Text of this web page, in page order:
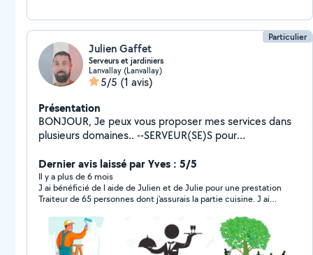
Particulier
Julien Gaffet
Serveurs et jardiniers
Lanvallay (Lanvallay)
5/5 (1 avis)
Présentation
BONJOUR, Je peux vous proposer mes services dans
plusieurs domaines.. --SERVEUR(SE)S pour
privée.. Expériences: 1an en tant que serveur en
restauration , 13 mariages , 2 soirées privées On se
déplace a 100kms autour de Lanvallay 22100. --
JARDINIER J'ai le sens de la minutie et du travail bien
fait! J'ai tondeuse, coupe bordure, taille haie,
débroussailleur, tronçonneuse. Je me déplace a 40kms
autour de Lanvallay N'hésitez pas à me contacter..
Dernier avis laissé par Yves : 5/5
Il y a plus de 6 mois
J ai bénéficié de l aide de Julien et de Julie pour une prestation
Traiteur de 65 personnes dont j'assurais la partie cuisine. J ai
pertinence de leur proposition et la qualité de leur service. Je
recommande vivement Julien et Julie pour vous aider lors de
prochaines réceptions. Ils seront acteurs de votre réussite